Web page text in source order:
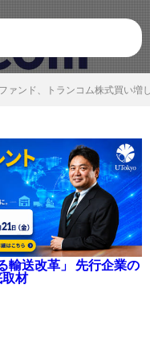
ァンド、トランコム株式買い増
輸送改革」 先行企業の
材